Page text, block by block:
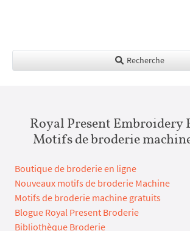
Recherche
Royal Present Embroidery
Motifs de broderie
Boutique de broderie en ligne
Nouveaux motifs de broderie Machine
Motifs de broderie machine gratuits
Blogue Royal Present Broderie
Bibliothèque Broderie